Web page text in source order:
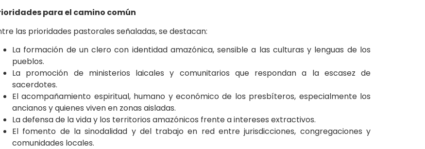
para el camino común
las prioridades pastorales señaladas, se destacan:
La formación de un clero con identidad amazónica, sensible a las culturas y lenguas de los
pueblos.
La promoción de ministerios laicales y comunitarios que respondan a la escasez de
sacerdotes.
El acompañamiento espiritual, humano y económico de los presbíteros, especialmente los
ancianos y quienes viven en zonas aisladas.
La defensa de la vida y los territorios amazónicos frente a intereses extractivos.
El fomento de la sinodalidad y del trabajo en red entre jurisdicciones, congregaciones y
comunidades locales.